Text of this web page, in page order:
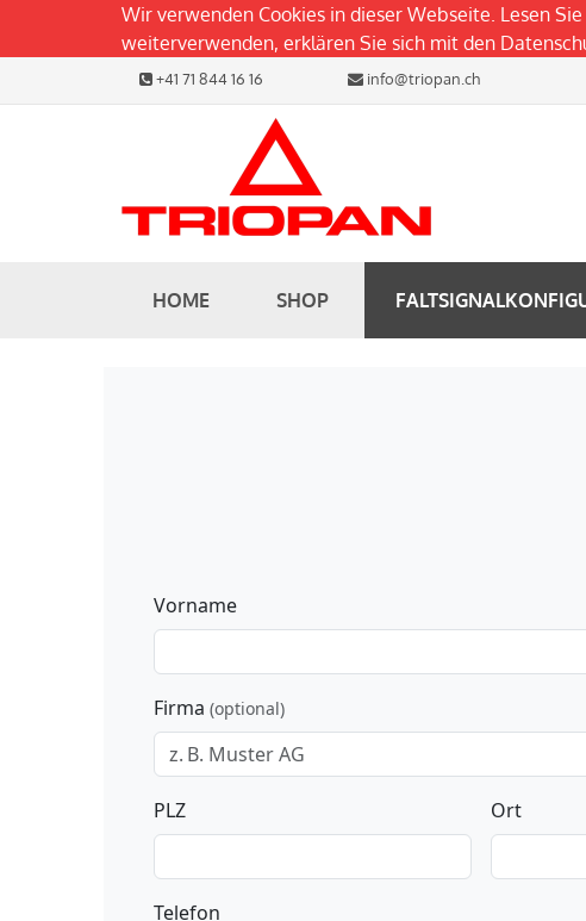
Wir verwenden Cookies in dieser Webseite. Lesen
weiterverwenden, erklären Sie sich mit den
+41 71 844 16 16 info@triopan.ch
HOME SHOP